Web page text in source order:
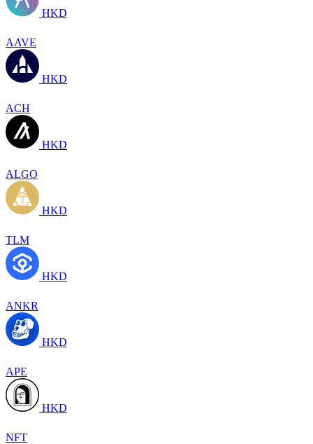
HKD
AAVE
HKD
ACH
HKD
ALGO
HKD
TLM
HKD
ANKR
HKD
APE
HKD
NFT